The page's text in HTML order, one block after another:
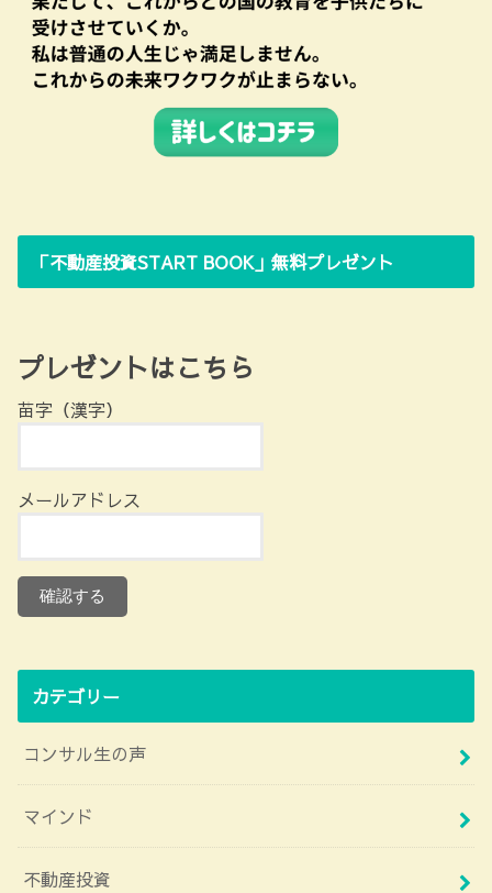
「不動産投資START BOOK」無料プレゼント
プレゼントはこちら
苗字（漢字）
メールアドレス
カテゴリー
コンサル生の声
マインド
不動産投資